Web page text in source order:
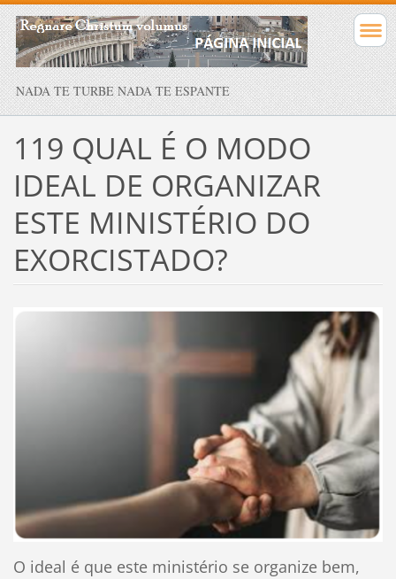
NADA TE TURBE NADA TE ESPANTE
119 QUAL É O MODO
IDEAL DE ORGANIZAR
ESTE MINISTÉRIO DO
EXORCISTADO?
O ideal é que este ministério se organize bem,